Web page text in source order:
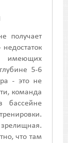
получает
имеющих
5-6
- это не
команда
бассейне
что там